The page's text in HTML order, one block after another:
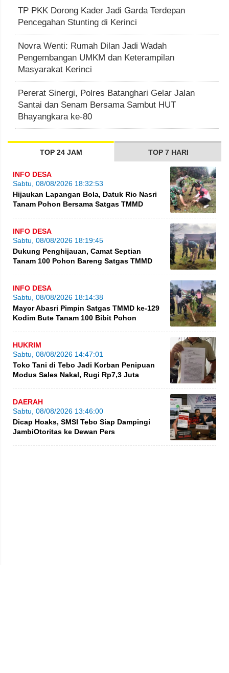
TP PKK Dorong Kader Jadi Garda Terdepan
Pencegahan Stunting di Kerinci
Novra Wenti: Rumah Dilan Jadi Wadah
Pengembangan UMKM dan Keterampilan
Masyarakat Kerinci
Pererat Sinergi, Polres Batanghari Gelar Jalan
Santai dan Senam Bersama Sambut HUT
Bhayangkara ke-80
TOP 24 JAM TOP 7 HARI
INFO DESA
Sabtu, 08/08/2026 18:32:53
Hijaukan Lapangan Bola, Datuk Rio Nasri
Tanam Pohon Bersama Satgas TMMD
INFO DESA
Sabtu, 08/08/2026 18:19:45
Dukung Penghijauan, Camat Septian
Tanam 100 Pohon Bareng Satgas TMMD
INFO DESA
Sabtu, 08/08/2026 18:14:38
Mayor Abasri Pimpin Satgas TMMD ke-129
Kodim Bute Tanam 100 Bibit Pohon
HUKRIM
Sabtu, 08/08/2026 14:47:01
Toko Tani di Tebo Jadi Korban Penipuan
Modus Sales Nakal, Rugi Rp7,3 Juta
DAERAH
Sabtu, 08/08/2026 13:46:00
Dicap Hoaks, SMSI Tebo Siap Dampingi
JambiOtoritas ke Dewan Pers